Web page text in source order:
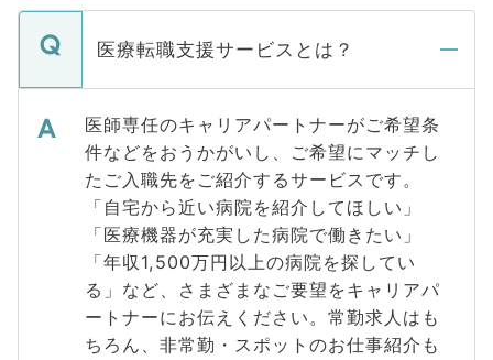
医療転職支援サービスとは？
医師専任のキャリアパートナーがご希望条
件などをおうかがいし、ご希望にマッチし
たご入職先をご紹介するサービスです。
「自宅から近い病院を紹介してほしい」
「医療機器が充実した病院で働きたい」
「年収1,500万円以上の病院を探してい
る」など、さまざまなご要望をキャリアパ
ートナーにお伝えください。常勤求人はも
ちろん、非常勤・スポットのお仕事紹介も